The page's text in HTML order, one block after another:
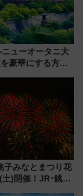
ューオータニ大
豪華にする方法
子みなとまつり花
)開催！JR･銚子